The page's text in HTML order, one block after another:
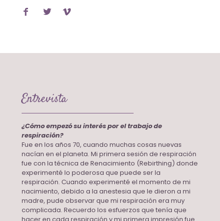
Entrevista
¿Cómo empezó su interés por el trabajo de
respiración?
Fue en los años 70, cuando muchas cosas nuevas
nacían en el planeta. Mi primera sesión de respiración
fue con la técnica de Renacimiento (Rebirthing) donde
experimenté lo poderosa que puede ser la
respiración. Cuando experimenté el momento de mi
nacimiento, debido a la anestesia que le dieron a mi
madre, pude observar que mi respiración era muy
complicada. Recuerdo los esfuerzos que tenía que